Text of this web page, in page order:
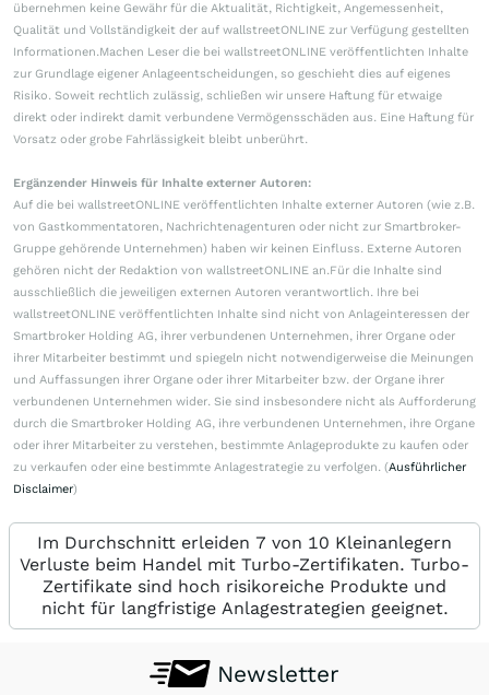
übernehmen keine Gewähr für die Aktualität, Richtigkeit, Angemessenheit,
Qualität und Vollständigkeit der auf wallstreetONLINE zur Verfügung gestellten
Informationen.Machen Leser die bei wallstreetONLINE veröffentlichten Inhalte
zur Grundlage eigener Anlageentscheidungen, so geschieht dies auf eigenes
Risiko. Soweit rechtlich zulässig, schließen wir unsere Haftung für etwaige
direkt oder indirekt damit verbundene Vermögensschäden aus. Eine Haftung für
Vorsatz oder grobe Fahrlässigkeit bleibt unberührt.
Ergänzender Hinweis für Inhalte externer Autoren:
Auf die bei wallstreetONLINE veröffentlichten Inhalte externer Autoren (wie z.B.
von Gastkommentatoren, Nachrichtenagenturen oder nicht zur Smartbroker-
Gruppe gehörende Unternehmen) haben wir keinen Einfluss. Externe Autoren
gehören nicht der Redaktion von wallstreetONLINE an.Für die Inhalte sind
ausschließlich die jeweiligen externen Autoren verantwortlich. Ihre bei
wallstreetONLINE veröffentlichten Inhalte sind nicht von Anlageinteressen der
Smartbroker Holding AG, ihrer verbundenen Unternehmen, ihrer Organe oder
ihrer Mitarbeiter bestimmt und spiegeln nicht notwendigerweise die Meinungen
und Auffassungen ihrer Organe oder ihrer Mitarbeiter bzw. der Organe ihrer
verbundenen Unternehmen wider. Sie sind insbesondere nicht als Aufforderung
durch die Smartbroker Holding AG, ihre verbundenen Unternehmen, ihre Organe
oder ihrer Mitarbeiter zu verstehen, bestimmte Anlageprodukte zu kaufen oder
zu verkaufen oder eine bestimmte Anlagestrategie zu verfolgen. (Ausführlicher
Disclaimer)
Im Durchschnitt erleiden 7 von 10 Kleinanlegern
Verluste beim Handel mit Turbo-Zertifikaten. Turbo-
Zertifikate sind hoch risikoreiche Produkte und
nicht für langfristige Anlagestrategien geeignet.
Newsletter